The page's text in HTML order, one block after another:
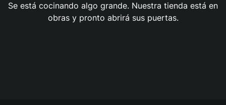
Se está cocinando algo grande. Nuestra tienda está en
obras y pronto abrirá sus puertas.